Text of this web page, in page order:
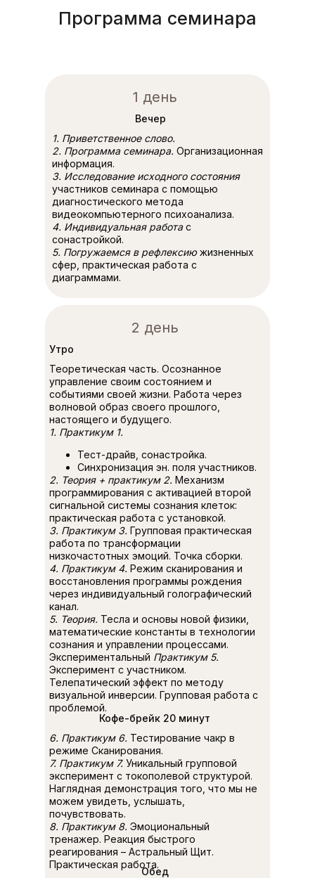
Программа семинара
1 день
Вечер
1. Приветственное слово.
2. Программа семинара. Организационная
информация.
3. Исследование исходного состояния
участников семинара с помощью
диагностического метода
видеокомпьютерного психоанализа.
4. Индивидуальная работас
сонастройкой.
5. Погружаемся в рефлексиюжизненных
сфер, практическая работа с
диаграммами.
2 день
Утро
Кофе-брейк 20 минут
Обед
Теоретическая часть. Осознанное
управление своим состоянием и
событиями своей жизни. Работа через
волновой образ своего прошлого,
настоящего и будущего.
1. Практикум 1.
Тест-драйв, сонастройка.
Синхронизация эн. поля участников.
2. Теория + практикум 2. Механизм
программирования с активацией второй
сигнальной системы сознания клеток:
практическая работа с установкой.
3. Практикум 3. Групповая практическая
работа по трансформации
низкочастотных эмоций. Точка сборки.
4. Практикум 4. Режим сканирования и
восстановления программы рождения
через индивидуальный голографический
канал.
5. Теория. Тесла и основы новой физики,
математические константы в технологии
сознания и управлении процессами.
Экспериментальный Практикум 5.
Эксперимент с участником.
Телепатический эффект по методу
визуальной инверсии. Групповая работа с
проблемой.
6. Практикум 6. Тестирование чакр в
режиме Сканирования.
7. Практикум 7. Уникальный групповой
эксперимент с токополевой структурой.
Наглядная демонстрация того, что мы не
можем увидеть, услышать,
почувствовать.
8. Практикум 8. Эмоциональный
тренажер. Реакция быстрого
реагирования – Астральный Щит.
Практическая работа.